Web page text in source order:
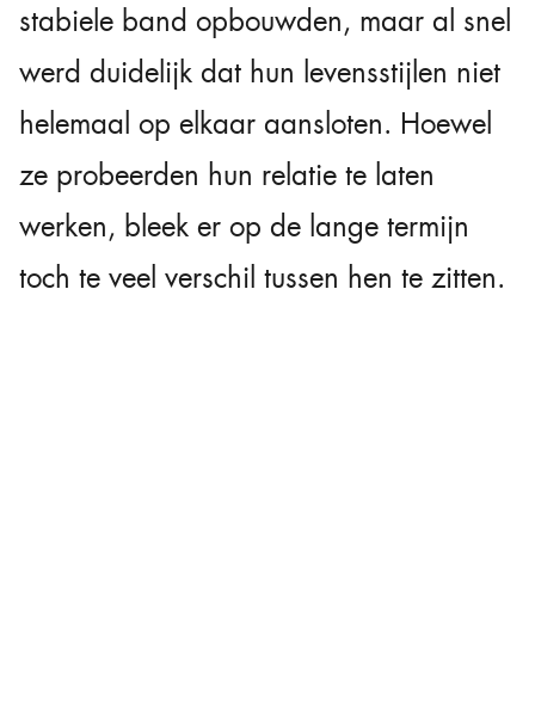
stabiele band opbouwden, maar al snel
werd duidelijk dat hun levensstijlen niet
helemaal op elkaar aansloten. Hoewel
ze probeerden hun relatie te laten
werken, bleek er op de lange termijn
toch te veel verschil tussen hen te zitten.